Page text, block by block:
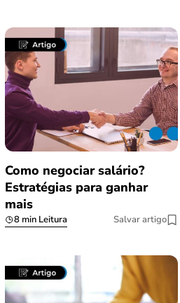
Como negociar salário?
Estratégias para ganhar
mais
8 min Leitura Salvar artigo